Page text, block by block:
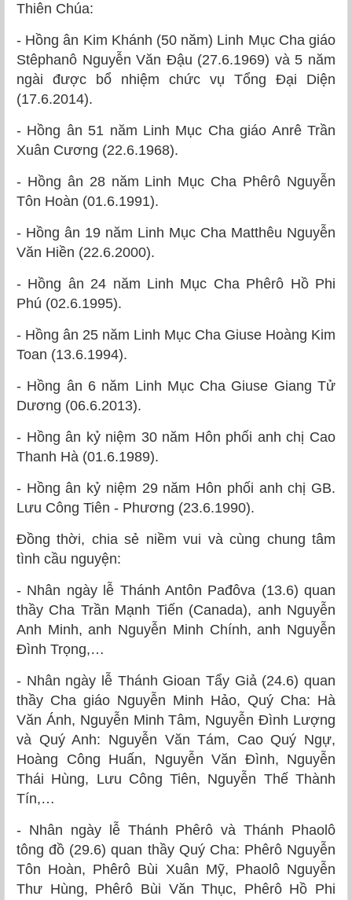
Thiên Chúa:
- Hồng ân Kim Khánh (50 năm) Linh Mục Cha giáo
Stêphanô Nguyễn Văn Đậu (27.6.1969) và 5 năm
ngài được bổ nhiệm chức vụ Tổng Đại Diện
(17.6.2014).
- Hồng ân 51 năm Linh Mục Cha giáo Anrê Trần
Xuân Cương (22.6.1968).
- Hồng ân 28 năm Linh Mục Cha Phêrô Nguyễn
Tôn Hoàn (01.6.1991).
- Hồng ân 19 năm Linh Mục Cha Matthêu Nguyễn
Văn Hiền (22.6.2000).
- Hồng ân 24 năm Linh Mục Cha Phêrô Hồ Phi
Phú (02.6.1995).
- Hồng ân 25 năm Linh Mục Cha Giuse Hoàng Kim
Toan (13.6.1994).
- Hồng ân 6 năm Linh Mục Cha Giuse Giang Tử
Dương (06.6.2013).
- Hồng ân kỷ niệm 30 năm Hôn phối anh chị Cao
Thanh Hà (01.6.1989).
- Hồng ân kỷ niệm 29 năm Hôn phối anh chị GB.
Lưu Công Tiên - Phương (23.6.1990).
Đồng thời, chia sẻ niềm vui và cùng chung tâm
tình cầu nguyện:
- Nhân ngày lễ Thánh Antôn Pađôva (13.6) quan
thầy Cha Trần Mạnh Tiến (Canada), anh Nguyễn
Anh Minh, anh Nguyễn Minh Chính, anh Nguyễn
Đình Trọng,…
- Nhân ngày lễ Thánh Gioan Tẩy Giả (24.6) quan
thầy Cha giáo Nguyễn Minh Hảo, Quý Cha: Hà
Văn Ánh, Nguyễn Minh Tâm, Nguyễn Đình Lượng
và Quý Anh: Nguyễn Văn Tám, Cao Quý Ngự,
Hoàng Công Huấn, Nguyễn Văn Đình, Nguyễn
Thái Hùng, Lưu Công Tiên, Nguyễn Thế Thành
Tín,…
- Nhân ngày lễ Thánh Phêrô và Thánh Phaolô
tông đồ (29.6) quan thầy Quý Cha: Phêrô Nguyễn
Tôn Hoàn, Phêrô Bùi Xuân Mỹ, Phaolô Nguyễn
Thư Hùng, Phêrô Bùi Văn Thục, Phêrô Hồ Phi